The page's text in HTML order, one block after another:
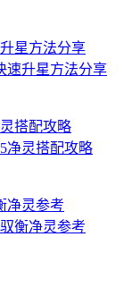
速升星方法分享
净灵搭配攻略
衡净灵参考